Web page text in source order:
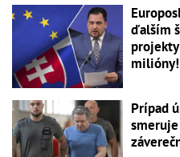
ďalším
milióny!
Prípad